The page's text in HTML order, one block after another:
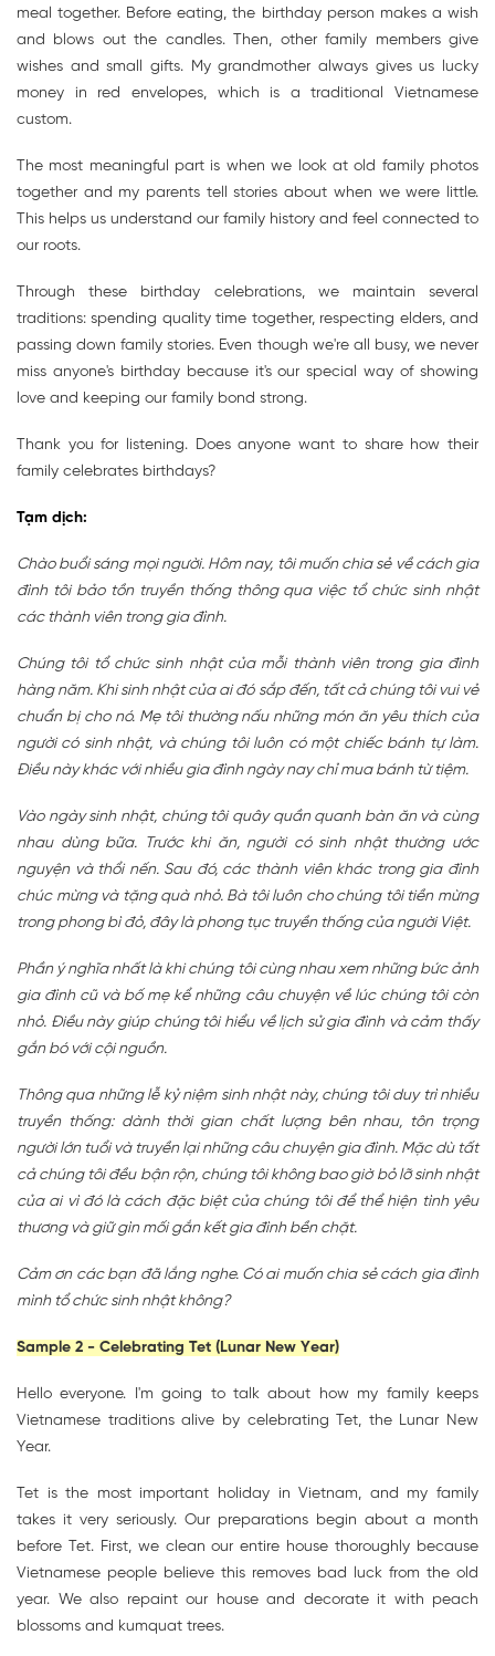
meal together. Before eating, the birthday person makes a wish
and blows out the candles. Then, other family members give
wishes and small gifts. My grandmother always gives us lucky
money in red envelopes, which is a traditional Vietnamese
custom.
The most meaningful part is when we look at old family photos
together and my parents tell stories about when we were little.
This helps us understand our family history and feel connected to
our roots.
Through these birthday celebrations, we maintain several
traditions: spending quality time together, respecting elders, and
passing down family stories. Even though we're all busy, we never
miss anyone's birthday because it's our special way of showing
love and keeping our family bond strong.
Thank you for listening. Does anyone want to share how their
family celebrates birthdays?
Tạm dịch:
Chào buổi sáng mọi người. Hôm nay, tôi muốn chia sẻ về cách gia
đình tôi bảo tồn truyền thống thông qua việc tổ chức sinh nhật
các thành viên trong gia đình.
Chúng tôi tổ chức sinh nhật của mỗi thành viên trong gia đình
hàng năm. Khi sinh nhật của ai đó sắp đến, tất cả chúng tôi vui vẻ
chuẩn bị cho nó. Mẹ tôi thường nấu những món ăn yêu thích của
người có sinh nhật, và chúng tôi luôn có một chiếc bánh tự làm.
Điều này khác với nhiều gia đình ngày nay chỉ mua bánh từ tiệm.
Vào ngày sinh nhật, chúng tôi quây quần quanh bàn ăn và cùng
nhau dùng bữa. Trước khi ăn, người có sinh nhật thường ước
nguyện và thổi nến. Sau đó, các thành viên khác trong gia đình
chúc mừng và tặng quà nhỏ. Bà tôi luôn cho chúng tôi tiền mừng
trong phong bì đỏ, đây là phong tục truyền thống của người Việt.
Phần ý nghĩa nhất là khi chúng tôi cùng nhau xem những bức ảnh
gia đình cũ và bố mẹ kể những câu chuyện về lúc chúng tôi còn
nhỏ. Điều này giúp chúng tôi hiểu về lịch sử gia đình và cảm thấy
gắn bó với cội nguồn.
Thông qua những lễ kỷ niệm sinh nhật này, chúng tôi duy trì nhiều
truyền thống: dành thời gian chất lượng bên nhau, tôn trọng
người lớn tuổi và truyền lại những câu chuyện gia đình. Mặc dù tất
cả chúng tôi đều bận rộn, chúng tôi không bao giờ bỏ lỡ sinh nhật
của ai vì đó là cách đặc biệt của chúng tôi để thể hiện tình yêu
thương và giữ gìn mối gắn kết gia đình bền chặt.
Cảm ơn các bạn đã lắng nghe. Có ai muốn chia sẻ cách gia đình
mình tổ chức sinh nhật không?
Sample 2 - Celebrating Tet (Lunar New Year)
Hello everyone. I'm going to talk about how my family keeps
Vietnamese traditions alive by celebrating Tet, the Lunar New
Year.
Tet is the most important holiday in Vietnam, and my family
takes it very seriously. Our preparations begin about a month
before Tet. First, we clean our entire house thoroughly because
Vietnamese people believe this removes bad luck from the old
year. We also repaint our house and decorate it with peach
blossoms and kumquat trees.